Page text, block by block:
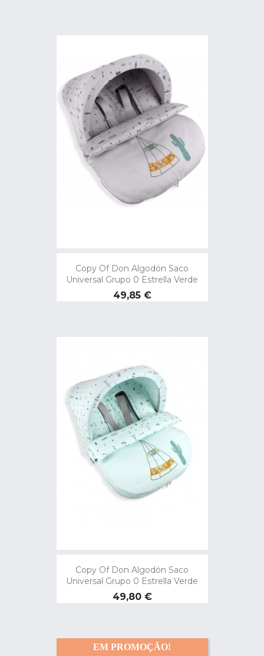
Copy Of Don Algodón Saco
Universal Grupo 0 Estrella Verde
Preço
49,85 €
Copy Of Don Algodón Saco
Universal Grupo 0 Estrella Verde
Preço
49,80 €
EM PROMOÇÃO!